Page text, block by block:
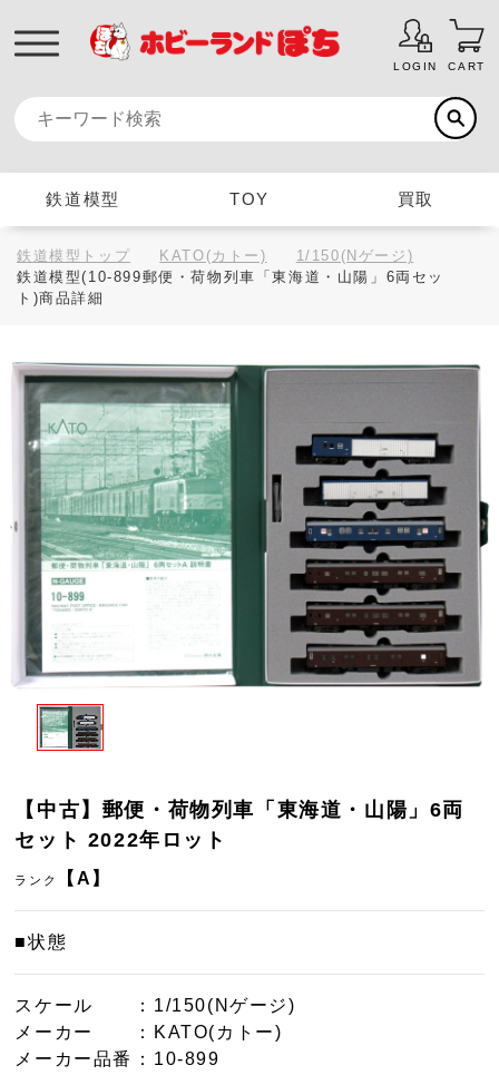
LOGIN CART
鉄道模型 TOY 買取
鉄道模型トップ KATO(カトー)
1/150(Nゲージ)
鉄道模型(10-899郵便・荷物列車「東海道・山陽」6両セッ
ト)商品詳細
【中古】郵便・荷物列車「東海道・山陽」6両
セット 2022年ロット
ランク 【A】
■状態
スケール
：1/150(Nゲージ)
メーカー
：KATO(カトー)
メーカー品番
：10-899